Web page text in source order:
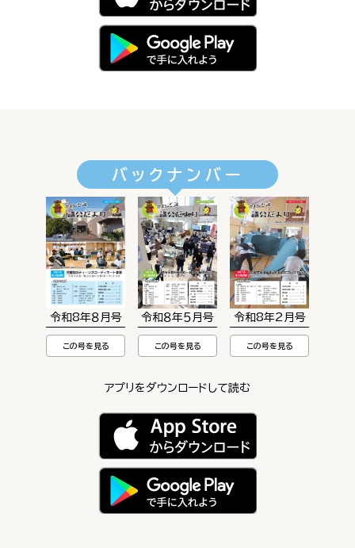
バックナンバー
令和8年８月号
この号を見る
令和８年５月号
この号を見る
令和8年2月号
この号を見る
アプリをダウンロードして読む